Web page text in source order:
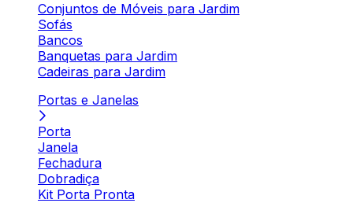
Conjuntos de Móveis para Jardim
Sofás
Bancos
Banquetas para Jardim
Cadeiras para Jardim
Portas e Janelas
Porta
Janela
Fechadura
Dobradiça
Kit Porta Pronta